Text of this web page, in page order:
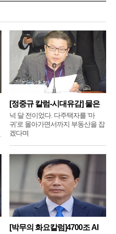
[정중규 칼럼-시대유감] 물은
배
넉 달 전이었다. 다주택자를 ‘마
귀’로 몰아가면서까지 부동산을 잡
겠다며
[박무의 화요칼럼]4700조 AI